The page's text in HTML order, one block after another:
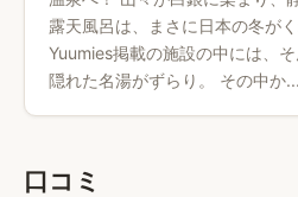
露天風呂は、まさに日本の冬がく
Yuumies掲載の施設の中には、
隠れた名湯がずらり。 その中か...
口コミ